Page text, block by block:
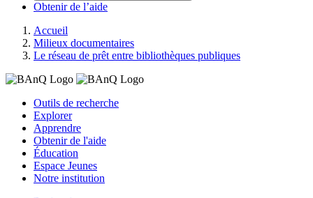
Obtenir de l’aide
Accueil
Milieux documentaires
Le réseau de prêt entre bibliothèques publiques
Outils de recherche
Explorer
Apprendre
Obtenir de l'aide
Éducation
Espace Jeunes
Notre institution